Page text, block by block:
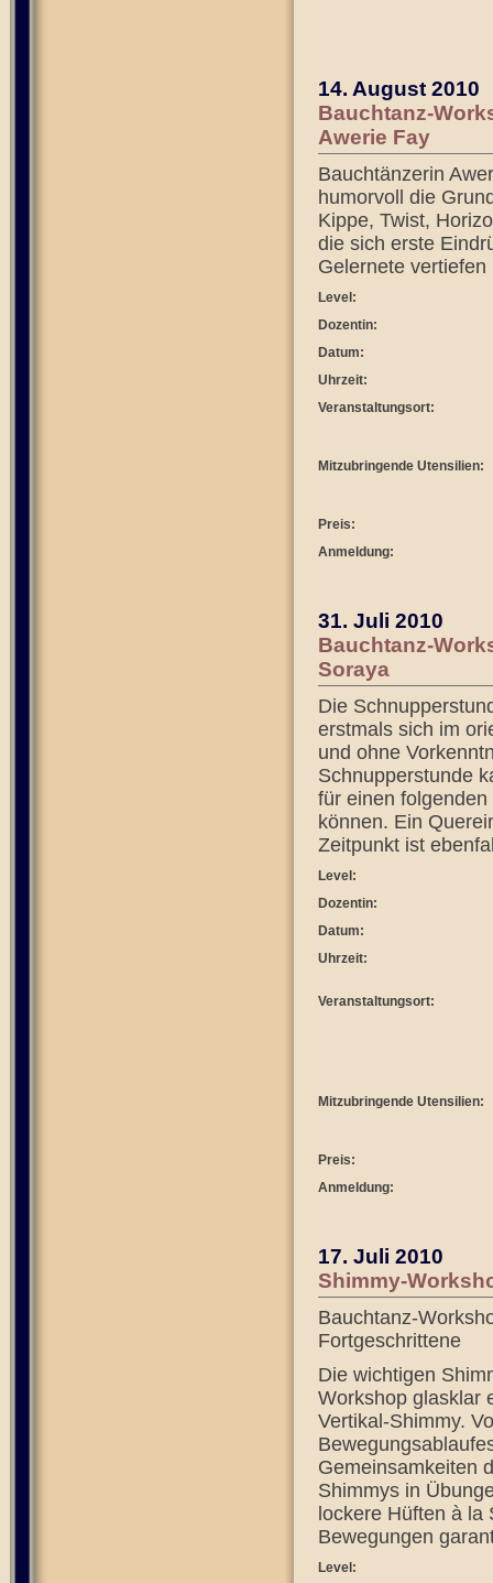
14. August 2010
Bauchtanz-
Awerie Fay
Bauchtänzerin
humorvoll die
Kippe, Twist,
die sich erste
Gelernete vertiefen
Level:
Dozentin:
Datum:
Uhrzeit:
Veranstaltungsort:
Mitzubringende Utensilien:
Preis:
Anmeldung:
31. Juli 2010
Bauchtanz-
Soraya
Die
erstmals sich im
und ohne
Schnupperstunde
für einen
können. Ein
Zeitpunkt ist
Level:
Dozentin:
Datum:
Uhrzeit:
Veranstaltungsort:
Mitzubringende Utensilien:
Preis:
Anmeldung:
17. Juli 2010
Shimmy-
Bauchtanz-
Fortgeschrittene
Die wichtigen
Workshop glasklar
Vertikal-Shimmy.
Gemeinsamkeiten
Shimmys in
lockere Hüften à
Bewegungen
Level: